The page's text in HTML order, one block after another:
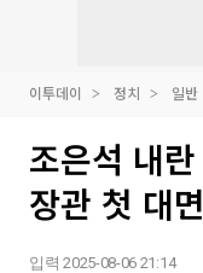
이투데이 정치 일반
조은석 내
장관 첫 대
입력 2025-08-06 21:14